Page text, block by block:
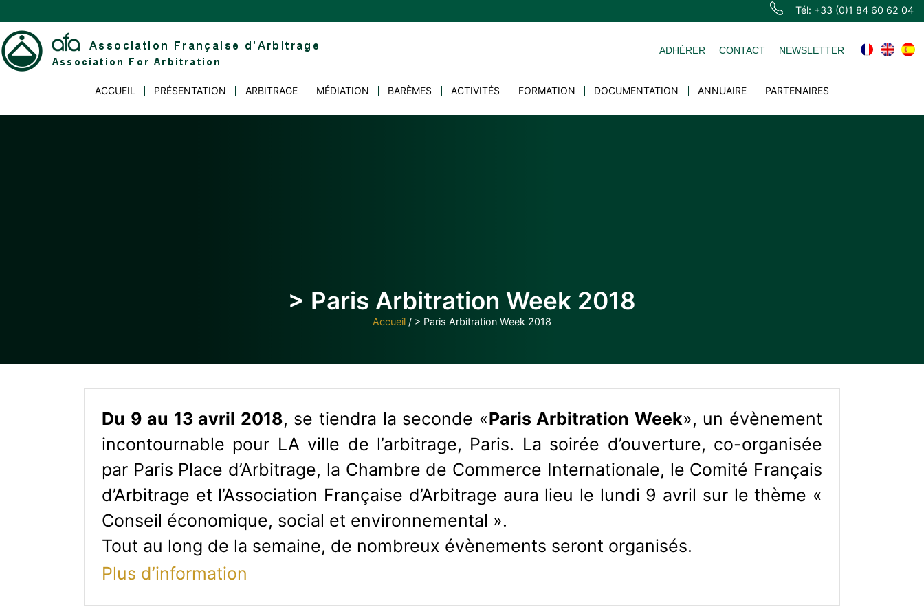
to
content
Tél: +33 (0)1 84 60 62 04
d'Arbitrage
ADHÉRER CONTACT NEWSLETTER
ACCUEIL PRÉSENTATION ARBITRAGE MÉDIATION BARÈMES ACTIVITÉS FORMATION DOCUMENTATION ANNUAIRE PARTENAIRES
> Paris Arbitration Week 2018
Accueil / > Paris Arbitration Week 2018
Du 9 au 13 avril 2018, se tiendra la seconde «Paris Arbitration Week», un évènement
incontournable pour LA ville de l’arbitrage, Paris. La soirée d’ouverture, co-organisée
par Paris Place d’Arbitrage, la Chambre de Commerce Internationale, le Comité Français
d’Arbitrage et l’Association Française d’Arbitrage aura lieu le lundi 9 avril sur le thème «
Conseil économique, social et environnemental ».
Tout au long de la semaine, de nombreux évènements seront organisés.
Plus d’information